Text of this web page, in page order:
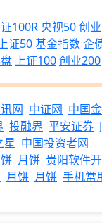
100R央视50创
证50基金指数企
上证100创业200
网 中证网 中国
投融界 平安证券
星 中国投资者网
月饼 贵阳软件
月饼 月饼 手机常